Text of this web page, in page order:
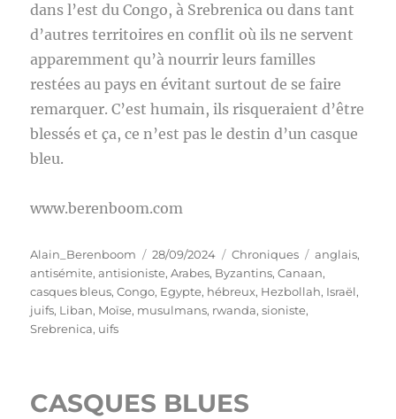
dans l’est du Congo, à Srebrenica ou dans tant
d’autres territoires en conflit où ils ne servent
apparemment qu’à nourrir leurs familles
restées au pays en évitant surtout de se faire
remarquer. C’est humain, ils risqueraient d’être
blessés et ça, ce n’est pas le destin d’un casque
bleu.
www.berenboom.com
Auteur
Alain_Berenboom
Publié
le
28/09/2024 Catégories
Chroniques Étiquettes
anglais,
antisémite,antisioniste,Arabes, Byzantins,Canaan,
casques bleus,Congo, Egypte, hébreux, Hezbollah, Israël,
juifs, Liban, Moïse, musulmans, rwanda,sioniste,
Srebrenica, uifs
CASQUES BLUES